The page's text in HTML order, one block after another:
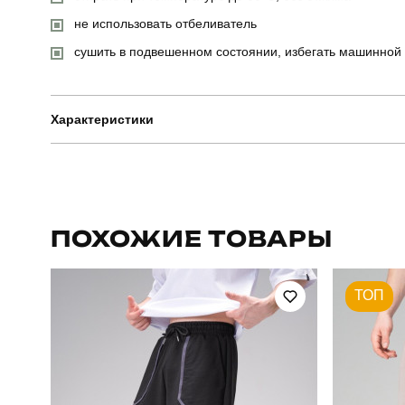
не использовать отбеливатель
сушить в подвешенном состоянии, избегать машинной
Характеристики
Стиль
Склад тканини 80%
ПОХОЖИЕ ТОВАРЫ
ТОП